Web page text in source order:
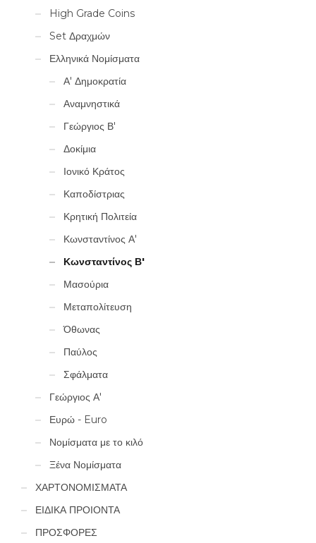
High Grade Coins
Set Δραχμών
Ελληνικά Νομίσματα
Α' Δημοκρατία
Αναμνηστικά
Γεώργιος Β'
Δοκίμια
Ιονικό Κράτος
Καποδίστριας
Κρητική Πολιτεία
Κωνσταντίνος Α'
Κωνσταντίνος Β'
Μασούρια
Μεταπολίτευση
Όθωνας
Παύλος
Σφάλματα
Γεώργιος Α'
Ευρώ - Euro
Νομίσματα με το κιλό
Ξένα Νομίσματα
ΧΑΡΤΟΝΟΜΙΣΜΑΤΑ
ΕΙΔΙΚΑ ΠΡΟΙΟΝΤΑ
ΠΡΟΣΦΟΡΕΣ